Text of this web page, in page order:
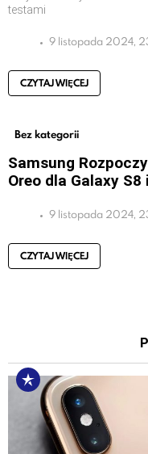
testami
9 listopada 2024,
CZYTAJ WIĘCEJ
Bez kategorii
Samsung
Oreo dla Galaxy S8
9 listopada 2024,
CZYTAJ WIĘCEJ